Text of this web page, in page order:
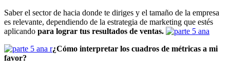
Saber el sector de hacia donde te diriges y el tamaño de la empresa
es relevante, dependiendo de la estrategia de marketing que estés
aplicando para lograr tus resultados de ventas.
¿Cómo interpretar los cuadros de métricas a mi
favor?